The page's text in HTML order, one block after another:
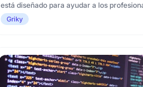
está diseñado para ayudar a los
potenciar su presencia en el ámbito laboral.
Está dirigido a emprendedores, ejecutivos,
manera estratégica. A lo la
Griky